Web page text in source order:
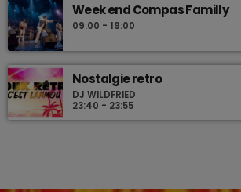
Week end Compas Familly
09:00 - 19:00
Nostalgie retro
DJ WILDFRIED
23:40 - 23:55